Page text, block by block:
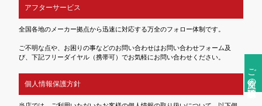
ご注文前の確認事項
アフターサービス
全国各地のメーカー拠点から迅速に対応する万全のフォロー体制です。
ご不明な点や、お困りの事などのお問い合わせはお問い合わせフォーム及
び、下記フリーダイヤル（携帯可）でお気軽にお問い合わせください。
個人情報保護方針